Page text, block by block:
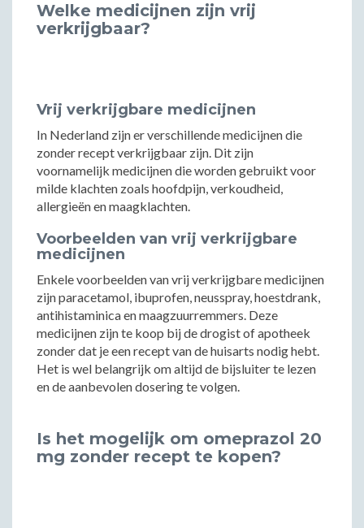
Welke medicijnen zijn vrij
verkrijgbaar?
Vrij verkrijgbare medicijnen
In Nederland zijn er verschillende medicijnen die
zonder recept verkrijgbaar zijn. Dit zijn
voornamelijk medicijnen die worden gebruikt voor
milde klachten zoals hoofdpijn, verkoudheid,
allergieën en maagklachten.
Voorbeelden van vrij verkrijgbare
medicijnen
Enkele voorbeelden van vrij verkrijgbare medicijnen
zijn paracetamol, ibuprofen, neusspray, hoestdrank,
antihistaminica en maagzuurremmers. Deze
medicijnen zijn te koop bij de drogist of apotheek
zonder dat je een recept van de huisarts nodig hebt.
Het is wel belangrijk om altijd de bijsluiter te lezen
en de aanbevolen dosering te volgen.
Is het mogelijk om omeprazol 20
mg zonder recept te kopen?